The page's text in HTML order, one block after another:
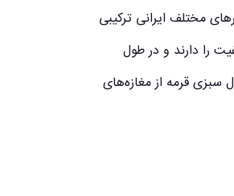
مختلف ایرانی ترکیبی
را دارند و در طول
قرمه از مغازه‌های